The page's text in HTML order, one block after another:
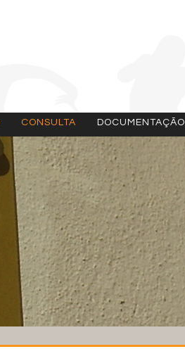
CONSULTA DOCUMENTAÇÃO